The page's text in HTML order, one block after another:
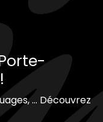
... Découvrez